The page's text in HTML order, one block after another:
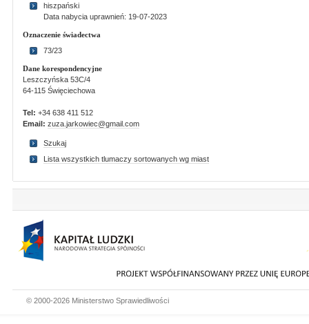
hiszpański
Data nabycia uprawnień: 19-07-2023
Oznaczenie świadectwa
73/23
Dane korespondencyjne
Leszczyńska 53C/4
64-115 Święciechowa
Tel: +34 638 411 512
Email: zuza.jarkowiec@gmail.com
Szukaj
Lista wszystkich tlumaczy sortowanych wg miast
© 2000-2026 Ministerstwo Sprawiedliwości